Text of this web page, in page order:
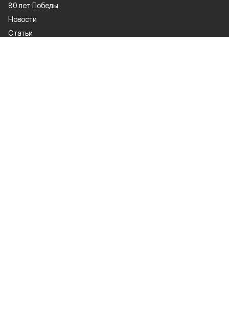
80 лет Победы
Новости
Статьи